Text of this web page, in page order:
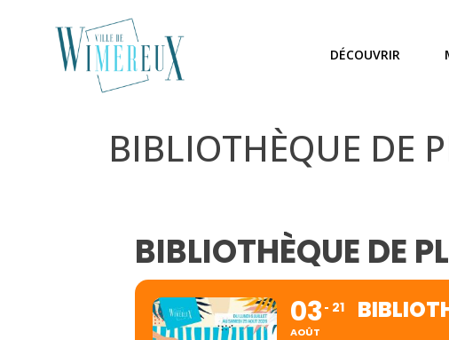
DÉCOUVRIR
BIBLIOTHÈQUE DE
BIBLIOTHÈQUE DE
03
AOÛT
21